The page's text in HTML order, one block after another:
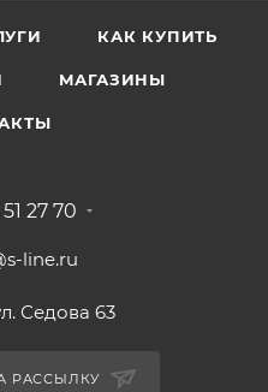
КАК КУПИТЬ
МАГАЗИНЫ
27 70
line.ru
Седова 63
РАССЫЛКУ